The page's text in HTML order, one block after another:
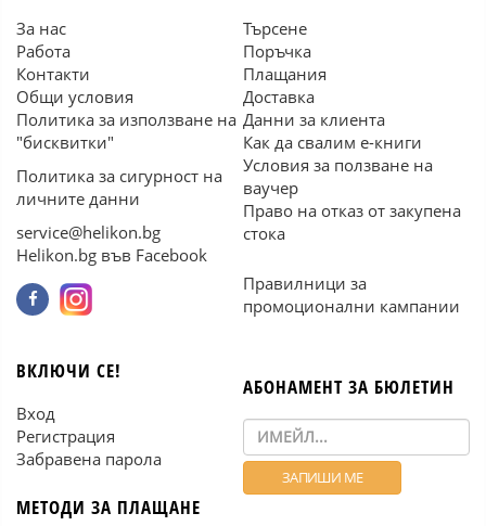
За нас
Работа
Контакти
Общи условия
Политика за използване на
"бисквитки"
Политика за сигурност на
личните данни
service@helikon.bg
Helikon.bg във Facebook
Търсене
Поръчка
Плащания
Доставка
Данни за клиента
Как да свалим е-книги
Условия за ползване на
ваучер
Право на отказ от закупена
стока
Правилници за
промоционални кампании
ВКЛЮЧИ СЕ!
Вход
Регистрация
Забравена парола
МЕТОДИ ЗА ПЛАЩАНЕ
АБОНАМЕНТ ЗА БЮЛЕТИН